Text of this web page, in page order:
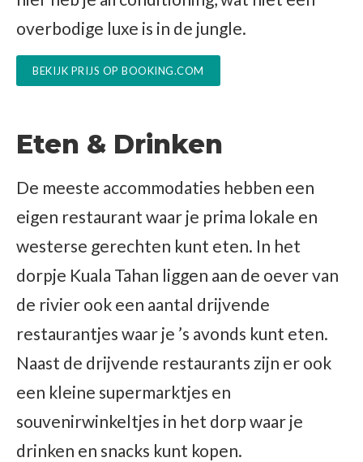
overbodige luxe is in de jungle.
BEKIJK PRIJS OP BOOKING.COM
Eten & Drinken
De meeste accommodaties hebben een
eigen restaurant waar je prima lokale en
westerse gerechten kunt eten. In het
dorpje Kuala Tahan liggen aan de oever van
de rivier ook een aantal drijvende
restaurantjes waar je ’s avonds kunt eten.
Naast de drijvende restaurants zijn er ook
een kleine supermarktjes en
souvenirwinkeltjes in het dorp waar je
drinken en snacks kunt kopen.